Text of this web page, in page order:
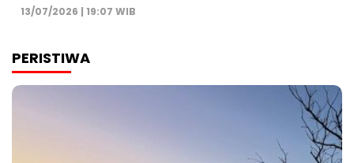
13/07/2026 | 19:07 WIB
PERISTIWA